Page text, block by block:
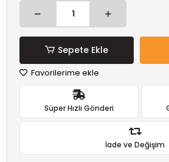
Sepete Ekle
Favorilerime ekle
Süper Hızlı Gönderi
İade ve Değişim